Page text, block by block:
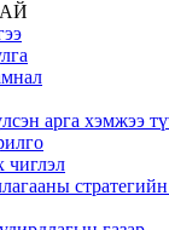
арга хэмжээ
чиглэл
стратегийн